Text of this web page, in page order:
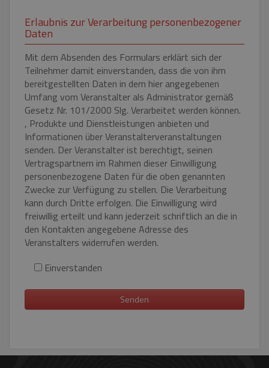
Erlaubnis zur Verarbeitung personenbezogener
Daten
Mit dem Absenden des Formulars erklärt sich der
Teilnehmer damit einverstanden, dass die von ihm
bereitgestellten Daten in dem hier angegebenen
Umfang vom Veranstalter als Administrator gemäß
Gesetz Nr. 101/2000 Slg. Verarbeitet werden können.
, Produkte und Dienstleistungen anbieten und
Informationen über Veranstalterveranstaltungen
senden. Der Veranstalter ist berechtigt, seinen
Vertragspartnern im Rahmen dieser Einwilligung
personenbezogene Daten für die oben genannten
Zwecke zur Verfügung zu stellen. Die Verarbeitung
kann durch Dritte erfolgen. Die Einwilligung wird
freiwillig erteilt und kann jederzeit schriftlich an die in
den Kontakten angegebene Adresse des
Veranstalters widerrufen werden.
Einverstanden
verwendet werden.
Name
Anbieter / Domäne
pum-7412
*.eurooknattk.cz
CookieScriptConsent
CookieScript
www.eurooknattk.cz
_GRECAPTCHA
Datenschutzerklärung